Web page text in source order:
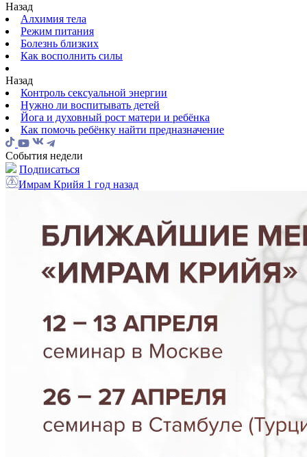
Назад
Алхимия тела
Режим питания
Болезнь близких
Как восполнить силы
Назад
Контроль сексуальной энергии
Нужно ли воспитывать детей
Йога и духовный рост матери и ребёнка
Как помочь ребёнку найти предназначение
События недели
Подписаться
Имрам Крийя 1 год назад